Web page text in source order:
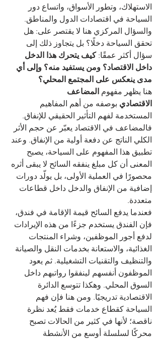
الاستهلاك، وتطور الأسواق، واتساع دور
السياحة في اقتصادات الدول والمناطق.
والسؤال المركزي هنا لا يقتصر على: هل
تحقق السياحة دخلًا؟ بل يتجاوز ذلك إلى
سؤال أكثر عمقًا: كيف يتحرك هذا الدخل
داخل الاقتصاد؟ ومن يستفيد منه؟ وإلى أي
مدى ينعكس على المجتمع المحلي؟
هنا يظهر مفهوم المضاعف
الاقتصادي بوصفه من أهم المفاهيم
المستخدمة لفهم التأثير الحقيقي للإنفاق.
فالمضاعف في الاقتصاد يعبّر عن حجم الأثر
الكلي الناتج عن دفعة أولية من الإنفاق. وعند
تطبيق هذا المفهوم على السياحة، يصبح
المعنى أن كل مبلغ ينفقه السائح لا يبقى أثره
محصورًا في العملية الأولى، بل يولّد دورات
إضافية من الإنفاق والدخل داخل قطاعات
متعددة.
فعندما يدفع السائح قيمة الإقامة في فندق،
فإن الفندق يستخدم جزءًا من هذه الإيرادات
لدفع أجور الموظفين، وشراء المنتجات
الغذائية، والاستعانة بخدمات النقل والصيانة
والتنظيف والتقنيات التشغيلية. ثم يعود
الموظفون أنفسهم لينفقوا رواتبهم داخل
السوق المحلي. وهكذا تتوسع الدائرة
الاقتصادية تدريجيًا. ومن هنا فإن فهم
السياحة كقطاع خدمات فقط يُعد نظرة
ناقصة؛ لأنها في كثير من الحالات تصبح
محركًا لسلسلة أوسع من الأنشطة